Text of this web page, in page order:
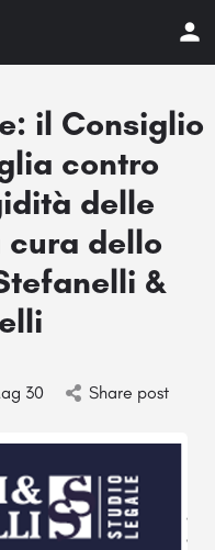
il Consiglio
contro
delle
dello
&
30 Share post